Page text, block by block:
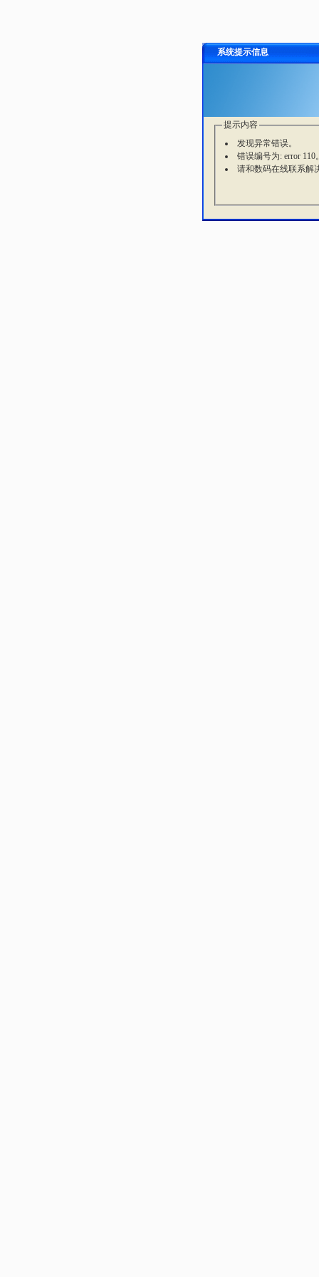
系统提示信息
提示内容
发现异常错误。
错误编号为: error 110
请和数码在线联系解